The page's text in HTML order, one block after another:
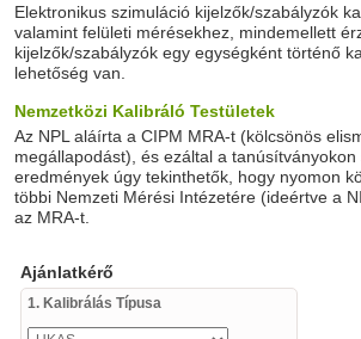
Elektronikus szimuláció kijelzők/szabályzók
valamint felületi mérésekhez, mindemellett
kijelzők/szabályzók egy egységként történő
lehetőség van.
Nemzetközi Kalibráló Testületek
Az NPL aláírta a CIPM MRA-t (kölcsönös
megállapodást), és ezáltal a tanúsítványokon
eredmények úgy tekinthetők, hogy nyomon
többi Nemzeti Mérési Intézetére (ideértve a
az MRA-t.
Ajánlatkérő
1. Kalibrálás Típusa